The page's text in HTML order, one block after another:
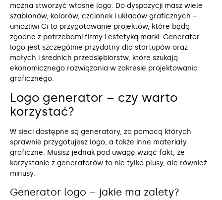
można stworzyć własne logo. Do dyspozycji masz wiele
szablonów, kolorów, czcionek i układów graficznych –
umożliwi Ci to przygotowanie projektów, które będą
zgodne z potrzebami firmy i estetyką marki. Generator
logo jest szczególnie przydatny dla startupów oraz
małych i średnich przedsiębiorstw, które szukają
ekonomicznego rozwiązania w zakresie projektowania
graficznego.
Logo generator – czy warto
korzystać?
W sieci dostępne są generatory, za pomocą których
sprawnie przygotujesz logo, a także inne materiały
graficzne. Musisz jednak pod uwagę wziąć fakt, że
korzystanie z generatorów to nie tylko plusy, ale również
minusy.
Generator logo – jakie ma zalety?